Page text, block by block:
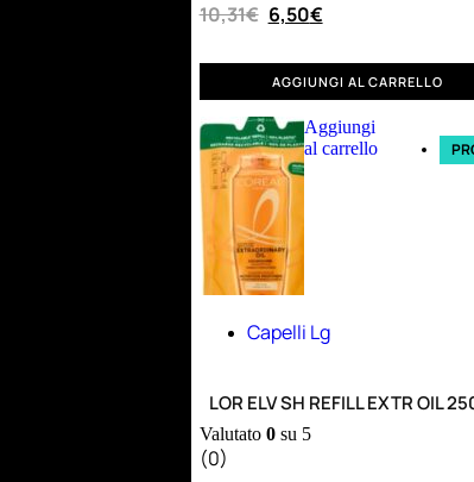
10,31€ 6,50€
AGGIUNGI AL CARRELLO
Aggiungi
al carrello
Capelli Lg
LOR ELV SH REFILL EXTR OIL
Valutato 0su 5
(0)